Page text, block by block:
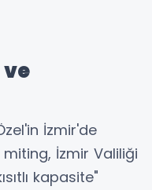
ve
İzmir'de
İzmir Valiliği
kapasite"